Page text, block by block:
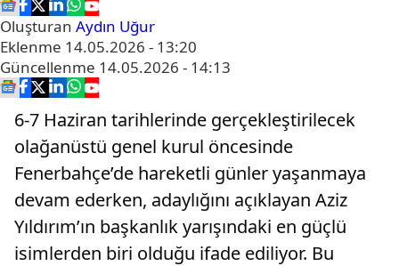
Oluşturan Aydın Uğur
Eklenme 14.05.2026 - 13:20
Güncellenme 14.05.2026 - 14:13
6-7 Haziran tarihlerinde gerçekleştirilecek
olağanüstü genel kurul öncesinde
Fenerbahçe’de hareketli günler yaşanmaya
devam ederken, adaylığını açıklayan Aziz
Yıldırım’ın başkanlık yarışındaki en güçlü
isimlerden biri olduğu ifade ediliyor. Bu